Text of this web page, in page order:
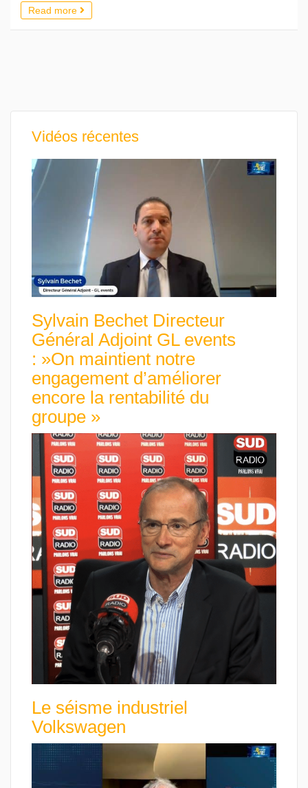
Read more
Vidéos récentes
Sylvain Bechet Directeur
Général Adjoint GL events
: »On maintient notre
engagement d’améliorer
encore la rentabilité du
groupe »
Le séisme industriel
Volkswagen